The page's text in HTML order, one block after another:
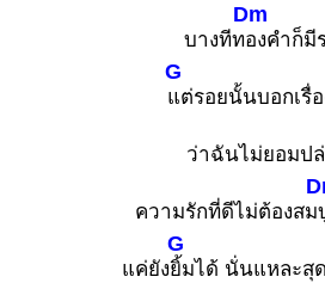
บางทีท
Dm
องคำก็มี
G
แต่รอยนั้นบอกเรื่อ
ว่าฉันไม่ยอมป
ความรักที่ดีไม่ต้องสม
แค่ยัง
G
ยิ้มได้ นั่นแหละสุ